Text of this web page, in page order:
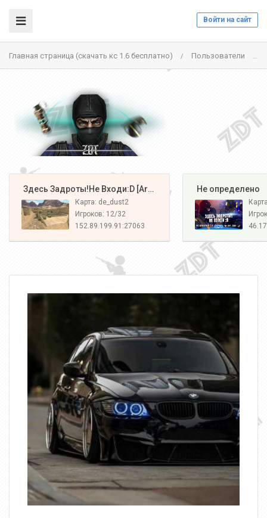
Войти на сайт
Главная страница (скачать кс 1.6 бесплатно) / Пользователи
️ Здесь Задроты!Не Входи:D [Army#1]
Карта: de_dust2
Игроков: 12/32
152.89.199.91:27063
️ Не определено